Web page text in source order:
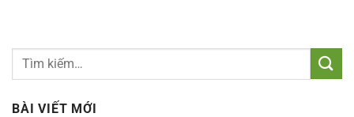
BÀI VIẾT MỚI